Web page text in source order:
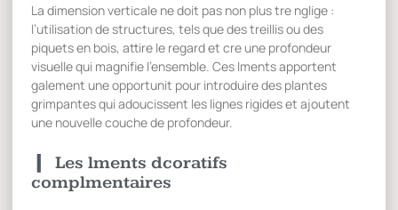
La dimension verticale ne doit pas non plus tre nglige :
l’utilisation de structures, tels que des treillis ou des
piquets en bois, attire le regard et cre une profondeur
visuelle qui magnifie l’ensemble. Ces lments apportent
galement une opportunit pour introduire des plantes
grimpantes qui adoucissent les lignes rigides et ajoutent
une nouvelle couche de profondeur.
Les lments dcoratifs
complmentaires